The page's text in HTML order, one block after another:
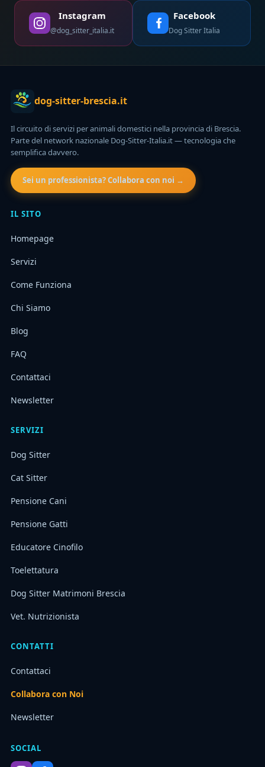
Instagram
@dog_sitter_italia.it
Facebook
Dog Sitter Italia
dog-sitter-brescia.it
Il circuito di servizi per animali domestici nella provincia di Brescia.
Parte del network nazionale Dog-Sitter-Italia.it — tecnologia che
semplifica davvero.
Sei un professionista? Collabora con noi →
IL SITO
Homepage
Servizi
Come Funziona
Chi Siamo
Blog
FAQ
Contattaci
Newsletter
SERVIZI
Dog Sitter
Cat Sitter
Pensione Cani
Pensione Gatti
Educatore Cinofilo
Toelettatura
Dog Sitter Matrimoni Brescia
Vet. Nutrizionista
CONTATTI
Contattaci
Collabora con Noi
Newsletter
SOCIAL